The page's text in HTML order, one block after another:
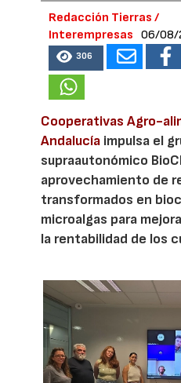
Redacción Tierras /
Interempresas
06/08/
306
Cooperativas Agro-
Andalucía impulsa el
supraautonómico
aprovechamiento de
transformados en
microalgas para
la rentabilidad de los